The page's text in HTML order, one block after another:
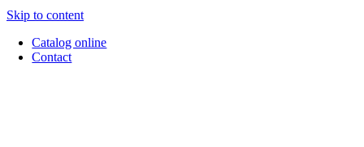
Skip to content
Catalog online
Contact